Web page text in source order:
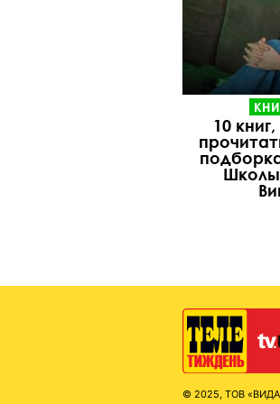
10
© 2025, ТОВ